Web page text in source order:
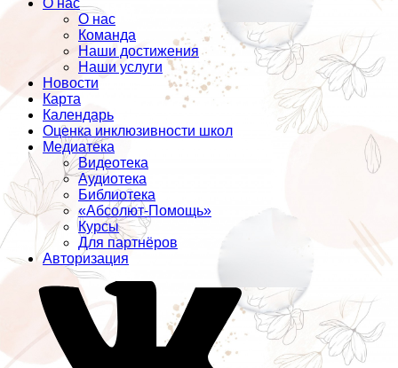
О нас
О нас
Команда
Наши достижения
Наши услуги
Новости
Карта
Календарь
Оценка инклюзивности школ
Медиатека
Видеотека
Аудиотека
Библиотека
«Абсолют-Помощь»
Курсы
Для партнёров
Авторизация